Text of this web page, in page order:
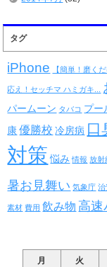
タグ
iPhone 【簡単！磨く
応え！セッチマ ハミガキ...
パームーン タバコ プー
康 優勝校 冷房病 口
対策 悩み 情報 放射
暑お見舞い 気象庁 治
素材 費用 飲み物 高速
月
火